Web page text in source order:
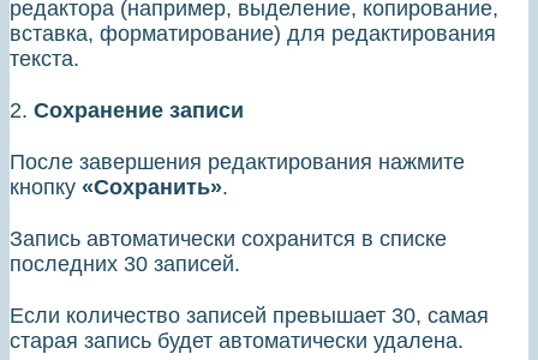
редактора (например, выделение, копирование,
вставка, форматирование) для редактирования
текста.
2. Сохранение записи
После завершения редактирования нажмите
кнопку «Сохранить».
Запись автоматически сохранится в списке
последних 30 записей.
Если количество записей превышает 30, самая
старая запись будет автоматически удалена.